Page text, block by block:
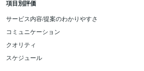
項目別評価
サービス内容/提案のわかりやすさ
コミュニケーション
クオリティ
スケジュール